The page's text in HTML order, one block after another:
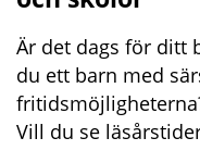
Är det dags för ditt
du ett barn med
Vill du se